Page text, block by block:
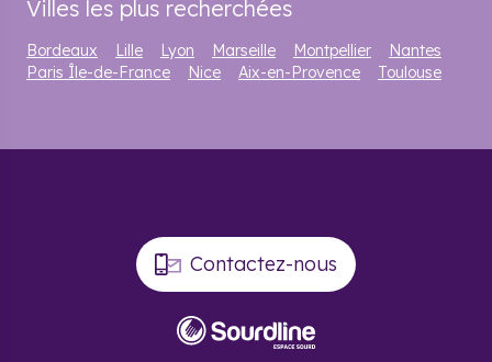
Villes les plus recherchées
Bordeaux Lille Lyon Marseille Montpellier
Nantes
Paris Île-de-France
Nice Aix-en-Provence Toulouse
Contactez-nous